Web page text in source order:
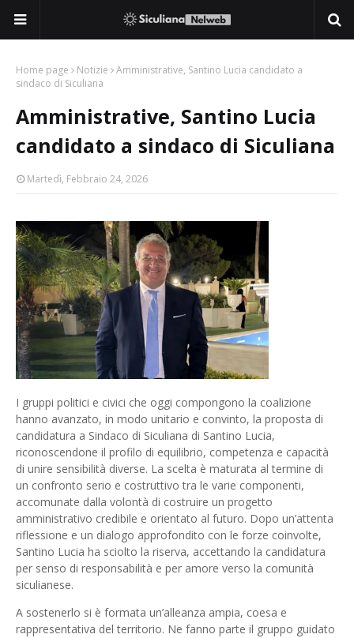
Home page Notizie
Amministrative, Santino Lucia candidato a
sindaco di Siculiana
Amministrative, Santino Lucia
candidato a sindaco di Siculiana
Martedì, Febbraio 24, 2026
I gruppi politici e civici che oggi compongono la coalizione
hanno avanzato, in modo unitario e convinto, la proposta di
candidatura a Sindaco di Siculiana di Santino Lucia,
riconoscendone il profilo di equilibrio, competenza e capacità
di unire sensibilità diverse. La scelta è maturata al termine di
un confronto serio e costruttivo tra le varie componenti,
accomunate dalla volontà di costruire un progetto
amministrativo credibile e orientato al futuro. Dopo un’attenta
riflessione e un dialogo approfondito con le forze coinvolte,
Santino Lucia ha sciolto la riserva, accettando la candidatura
per senso di responsabilità e per amore verso la comunità
siculianese.
A sostenerlo si è formata un’alleanza ampia, coesa e
rappresentativa del territorio. Ne fanno parte il gruppo guidato